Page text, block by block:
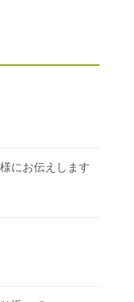
にお伝えします